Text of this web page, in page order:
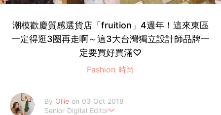
潮模歡慶質感選貨店「fruition」4週年！這來東區
一定得逛3圈再走啊～這3大台灣獨立設計師品牌一
定要買好買滿♡
Fashion 時尚
By Ollie on 03 Oct 2018
Senior Digital Editor